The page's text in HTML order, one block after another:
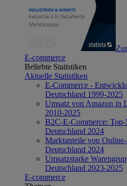
E-commerce
Beliebte Statistiken
Aktuelle Statistiken
E-Commerce -
Deutschland 1999-2025
Umsatz von Amazon in
2010-2025
B2C-E-Commerce:
Deutschland 2024
Marktanteile von
Deutschland 2024
Umsatzstarke
Deutschland 2023-2025
E-commerce